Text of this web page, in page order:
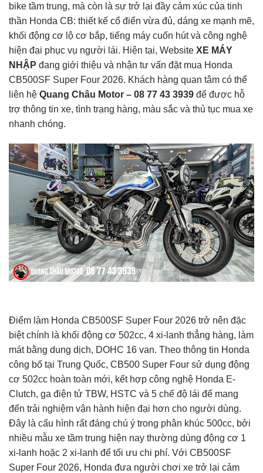
bike tầm trung, mà còn là sự trở lại đầy cảm xúc của tinh
thần Honda CB: thiết kế cổ điển vừa đủ, dáng xe mạnh mẽ,
khối động cơ lộ cơ bắp, tiếng máy cuốn hút và công nghệ
hiện đại phục vụ người lái. Hiện tại, Website XE MÁY
NHẬP đang giới thiệu và nhận tư vấn đặt mua Honda
CB500SF Super Four 2026. Khách hàng quan tâm có thể
liên hệ Quang Châu Motor – 08 77 43 3939 để được hỗ
trợ thông tin xe, tình trạng hàng, màu sắc và thủ tục mua xe
nhanh chóng.
Điểm làm Honda CB500SF Super Four 2026 trở nên đặc
biệt chính là khối động cơ 502cc, 4 xi-lanh thẳng hàng, làm
mát bằng dung dịch, DOHC 16 van. Theo thông tin Honda
công bố tại Trung Quốc, CB500 Super Four sử dụng động
cơ 502cc hoàn toàn mới, kết hợp công nghệ Honda E-
Clutch, ga điện tử TBW, HSTC và 5 chế độ lái để mang
đến trải nghiệm vận hành hiện đại hơn cho người dùng.
Đây là cấu hình rất đáng chú ý trong phân khúc 500cc, bởi
nhiều mẫu xe tầm trung hiện nay thường dùng động cơ 1
xi-lanh hoặc 2 xi-lanh để tối ưu chi phí. Với CB500SF
Super Four 2026, Honda đưa người chơi xe trở lại cảm